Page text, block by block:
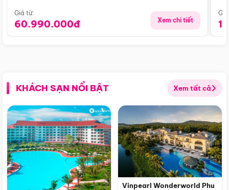
Giá từ:
60.990.000đ Xem chi tiết
KHÁCH SẠN NỔI BẬT Xem tất cả
Vinpearl Wonderworld Phu